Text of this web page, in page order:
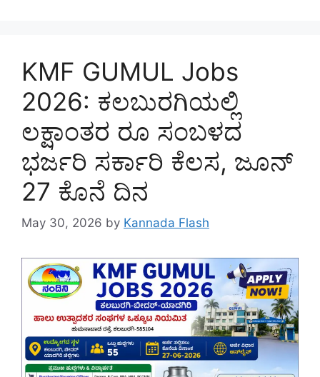
KMF GUMUL Jobs
2026: ಕಲಬುರಗಿಯಲ್ಲಿ
ಲಕ್ಷಾಂತರ ರೂ ಸಂಬಳದ
ಭರ್ಜರಿ ಸರ್ಕಾರಿ ಕೆಲಸ, ಜೂನ್‌
27 ಕೊನೆ ದಿನ
May 30, 2026 by Kannada Flash